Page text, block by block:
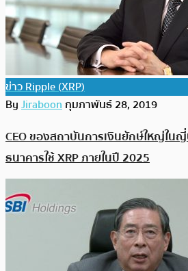
ข่าว Ripple (XRP)
ByJiraboonกุมภาพันธ์ 28, 2019
CEO ของสถาบันการเงินยักษ์ใหญ่ใน
ธนาคารใช้ XRP ภายในปี 2025